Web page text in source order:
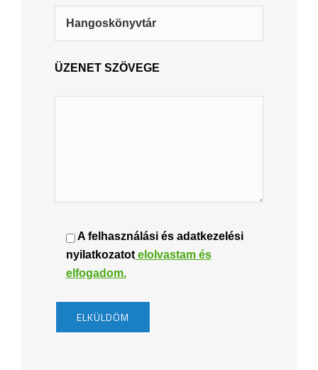
ÜZENET SZÖVEGE
A felhasználási és adatkezelési
nyilatkozatotelolvastam és
elfogadom.